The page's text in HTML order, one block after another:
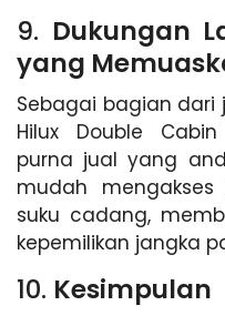
9. Dukungan
yang
Sebagai bagian dari
Hilux Double
purna jual yang
mudah
suku cadang,
kepemilikan jangka
10. Kesimpulan